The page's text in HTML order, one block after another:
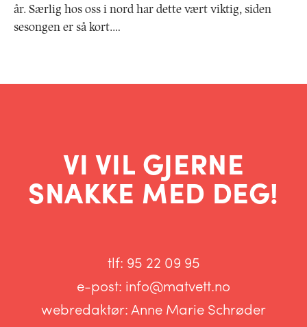
år. Særlig hos oss i nord har dette vært viktig, siden
sesongen er så kort.…
VI VIL GJERNE
SNAKKE MED DEG!
tlf: 95 22 09 95
e-post: info@matvett.no
webredaktør:Anne Marie Schrøder